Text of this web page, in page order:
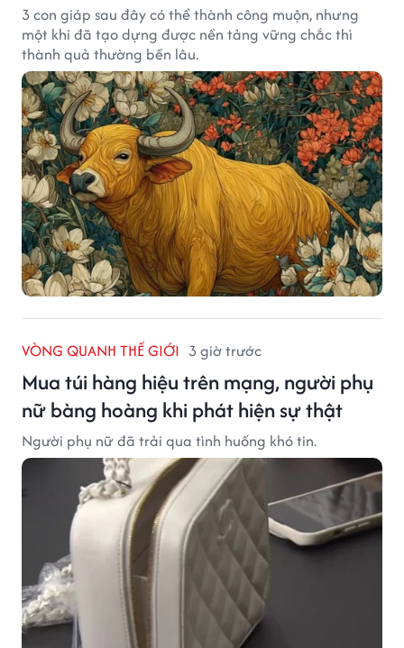
3 con giáp sau đây có thể thành công muộn, nhưng
một khi đã tạo dựng được nền tảng vững chắc thì
thành quả thường bền lâu.
VÒNG QUANH THẾ GIỚI 3 giờ trước
Mua túi hàng hiệu trên mạng, người phụ
nữ bàng hoàng khi phát hiện sự thật
Người phụ nữ đã trải qua tình huống khó tin.